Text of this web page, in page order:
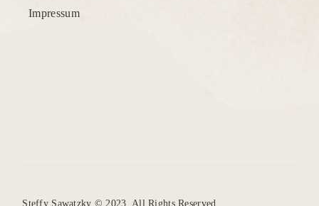
Impressum
Steffy Sawatzky © 2023. All Rights Reserved.